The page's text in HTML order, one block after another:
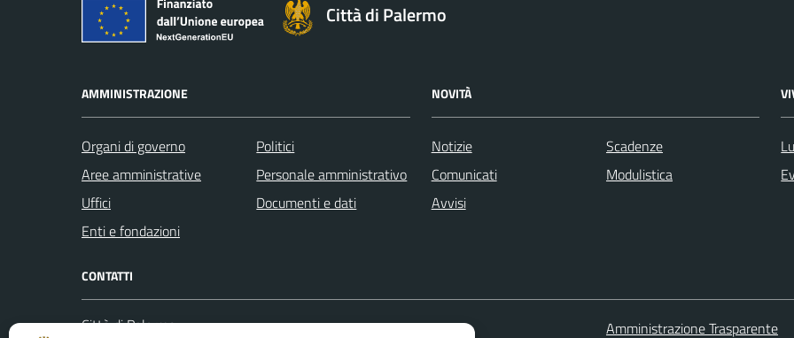
Città di Palermo
AMMINISTRAZIONE
Organi di governo
Aree amministrative
Uffici
Enti e fondazioni
Politici
Personale amministrativo
Documenti e dati
NOVITÀ
Notizie
Comunicati
Avvisi
Scadenze
Modulistica
CONTATTI
Città di Palermo
Leggi le FAQ Amministrazione Trasparente